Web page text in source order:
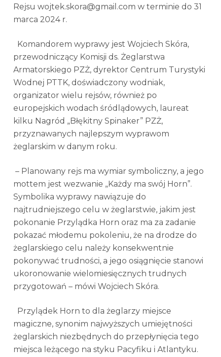
Rejsu wojtek.skora@gmail.com w terminie do 31
marca 2024 r.
Komandorem wyprawy jest Wojciech Skóra,
przewodniczący Komisji ds. Żeglarstwa
Armatorskiego PZŻ, dyrektor Centrum Turystyki
Wodnej PTTK, doświadczony wodniak,
organizator wielu rejsów, również po
europejskich wodach śródlądowych, laureat
kilku Nagród „Błękitny Spinaker” PZŻ,
przyznawanych najlepszym wyprawom
żeglarskim w danym roku.
– Planowany rejs ma wymiar symboliczny, a jego
mottem jest wezwanie „Każdy ma swój Horn”.
Symbolika wyprawy nawiązuje do
najtrudniejszego celu w żeglarstwie, jakim jest
pokonanie Przylądka Horn oraz ma za zadanie
pokazać młodemu pokoleniu, że na drodze do
żeglarskiego celu należy konsekwentnie
pokonywać trudności, a jego osiągnięcie stanowi
ukoronowanie wielomiesięcznych trudnych
przygotowań – mówi Wojciech Skóra.
Przylądek Horn to dla żeglarzy miejsce
magiczne, synonim najwyższych umiejętności
żeglarskich niezbędnych do przepłynięcia tego
miejsca leżącego na styku Pacyfiku i Atlantyku.